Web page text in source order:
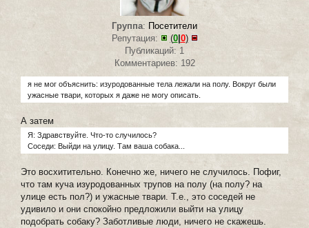
Группа: Посетители
Репутация:
(0| 0)
Публикаций: 1
Комментариев: 192
я не мог объяснить: изуродованные тела лежали на полу. Вокруг были
ужасные твари, которых я даже не могу описать.
А затем
Я: Здравствуйте. Что-то случилось?
Соседи: Выйди на улицу. Там ваша собака...
Это восхитительно. Конечно же, ничего не случилось. Пофиг,
что там куча изуродованных трупов на полу (на полу? на
улице есть пол?) и ужасные твари. Т.е., это соседей не
удивило и они спокойно предложили выйти на улицу
подобрать собаку? Заботливые люди, ничего не скажешь.